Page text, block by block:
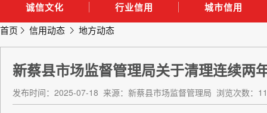
诚信文化 行业信用 城市信用
首页 信用动态 地方动态
新蔡县市场监督管理局关于清理连续两
发布时间：2025-07-18 来源：新蔡县市场监督管理局 浏览次数：